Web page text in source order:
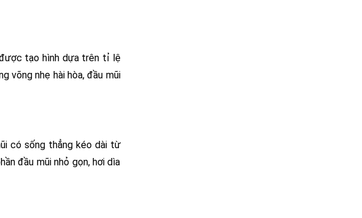
được tạo hình dựa trên tỉ lệ
võng nhẹ hài hòa, đầu mũi
có sống thẳng kéo dài từ
đầu mũi nhỏ gọn, hơi dìa